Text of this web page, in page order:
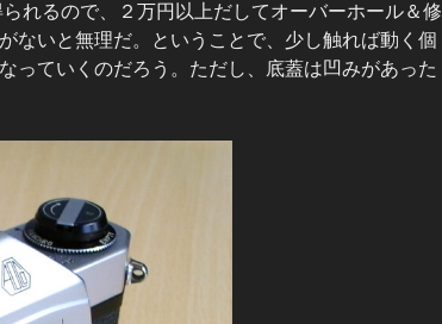
れるので、２万円以上だしてオーバーホール＆修
ないと無理だ。ということで、少し触れば動く個
っていくのだろう。ただし、底蓋は凹みがあった